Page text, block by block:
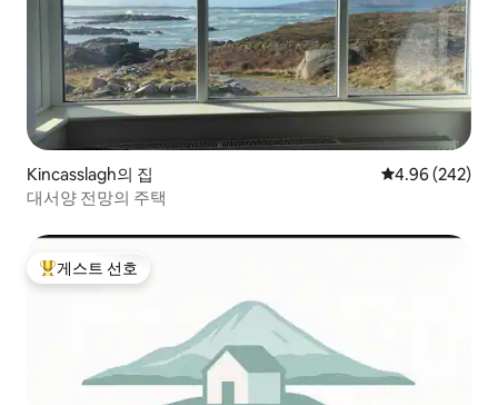
Kincasslagh의 집 평점 4.96점(5
4.96 (242)
대서양 전망의 주택
상위 게스트 선호
게스트 선호